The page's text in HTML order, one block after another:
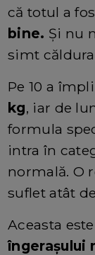
că totul a
bine. Și nu
simt
Pe 10 a
kg, iar de
formula
intra în
normală. O
suflet atât
Aceasta este
îngerașului